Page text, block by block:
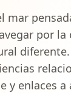
mar
por la
y enlaces